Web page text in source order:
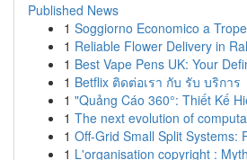
Published News
1 Soggiorno Economico a
1 Reliable Flower Delivery in
1 Best Vape Pens UK: Your
1 Betflix ติดต่อเรา กับ รับ บริการ
1 "Quảng Cáo 360°: Thiết Kế
1 The next evolution of
1 Off-Grid Small Split Systems:
1 L'organisation copyright :